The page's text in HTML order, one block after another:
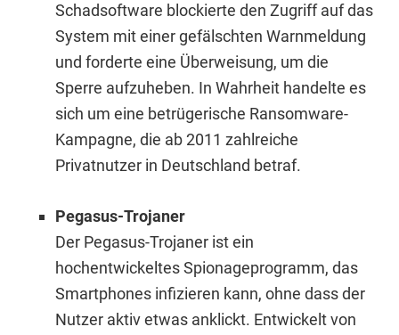
Schadsoftware blockierte den Zugriff auf das
System mit einer gefälschten Warnmeldung
und forderte eine Überweisung, um die
Sperre aufzuheben. In Wahrheit handelte es
sich um eine betrügerische Ransomware-
Kampagne, die ab 2011 zahlreiche
Privatnutzer in Deutschland betraf.
Pegasus-Trojaner
Der Pegasus-Trojaner ist ein
hochentwickeltes Spionageprogramm, das
Smartphones infizieren kann, ohne dass der
Nutzer aktiv etwas anklickt. Entwickelt von